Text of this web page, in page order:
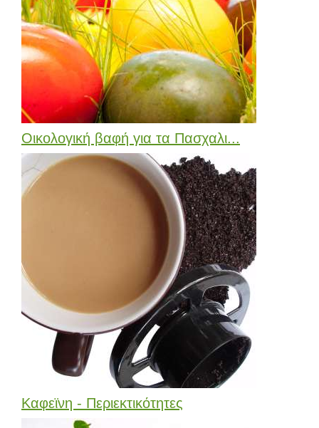
Οικολογική βαφή για τα Πασχαλι...
Καφεϊνη - Περιεκτικότητες